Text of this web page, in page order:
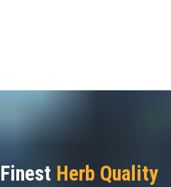
Finest Herb Quality